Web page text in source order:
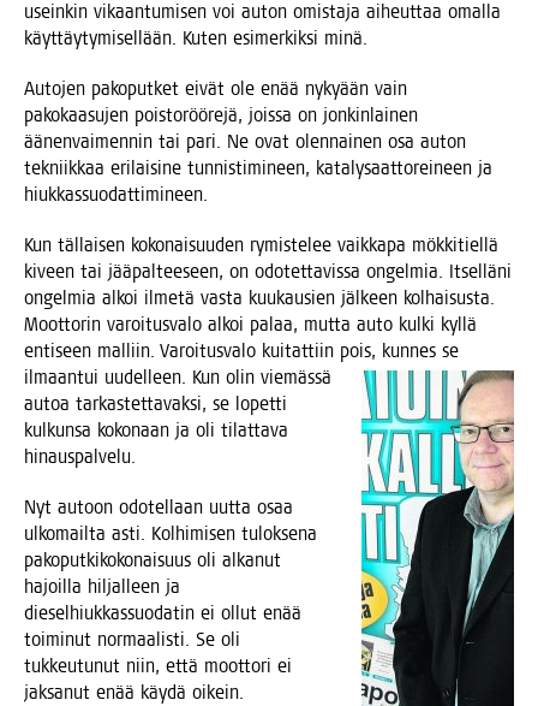
usein­kin vikaan­tu­mi­sen voi auton omis­ta­ja aiheut­taa omal­la
käyt­täy­ty­mi­sel­lään. Kuten esi­mer­kik­si minä.
Auto­jen pako­put­ket eivät ole enää nyky­ään vain
pako­kaa­su­jen pois­to­röö­re­jä, jois­sa on jon­kin­lai­nen
äänen­vai­men­nin tai pari. Ne ovat olen­nai­nen osa auton
tek­niik­kaa eri­lai­si­ne tun­nis­ti­mi­neen, kata­ly­saat­to­rei­neen ja
hiukkassuodattimineen.
Kun täl­lai­sen koko­nai­suu­den rymis­te­lee vaik­ka­pa mök­ki­tiel­lä
kiveen tai jää­pal­tee­seen, on odo­tet­ta­vis­sa ongel­mia. Itsel­lä­ni
ongel­mia alkoi ilme­tä vas­ta kuu­kausien jäl­keen kol­hai­sus­ta.
Moot­to­rin varoi­tus­va­lo alkoi palaa, mut­ta auto kul­ki kyl­lä
enti­seen mal­liin. Varoi­tus­va­lo kui­tat­tiin pois, kun­nes se
ilmaan­tui uudel­leen. Kun olin vie­mäs­sä
autoa tar­kas­tet­ta­vak­si, se lopet­ti
kul­kun­sa koko­naan ja oli tilat­ta­va
hinauspalvelu.
Nyt autoon odo­tel­laan uut­ta osaa
ulko­mail­ta asti. Kol­hi­mi­sen tulok­se­na
pako­put­ki­ko­ko­nai­suus oli alka­nut
hajoil­la hil­jal­leen ja
die­sel­hiuk­kas­suo­da­tin ei ollut enää
toi­mi­nut nor­maa­lis­ti. Se oli
tuk­keu­tu­nut niin, että moot­to­ri ei
jak­sa­nut enää käy­dä oikein.